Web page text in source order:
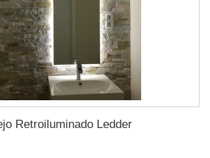
Retroiluminado Ledder